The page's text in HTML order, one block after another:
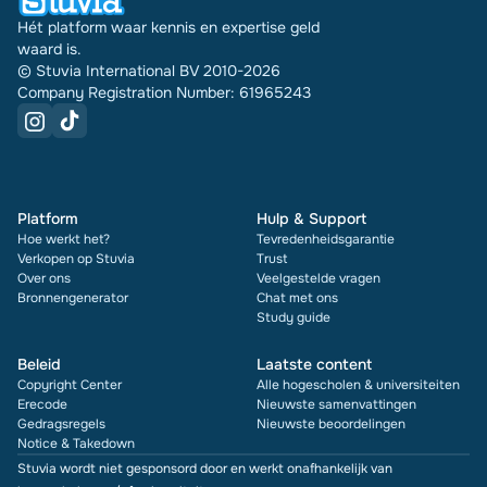
Hét platform waar kennis en expertise geld
waard is.
© Stuvia International BV 2010-2026
Company Registration Number: 61965243
Platform
Hoe werkt het?
Verkopen op Stuvia
Over ons
Bronnengenerator
Hulp & Support
Tevredenheidsgarantie
Trust
Veelgestelde vragen
Chat met ons
Study guide
Beleid
Copyright Center
Erecode
Gedragsregels
Notice & Takedown
Laatste content
Alle hogescholen & universiteiten
Nieuwste samenvattingen
Nieuwste beoordelingen
Stuvia wordt niet gesponsord door en werkt onafhankelijk van